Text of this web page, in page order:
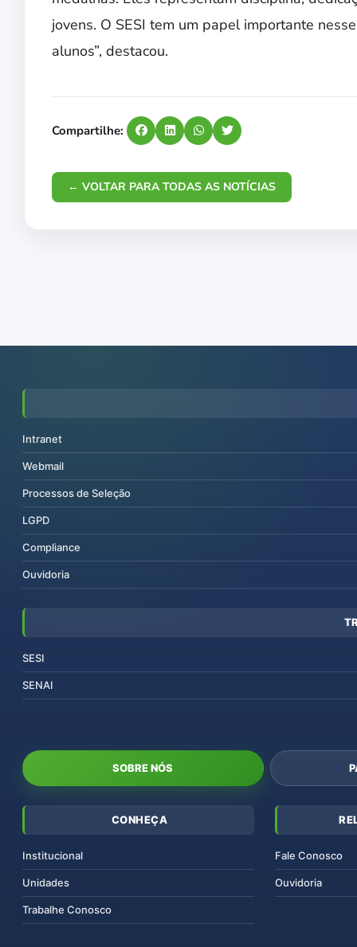
jovens. O SESI tem um papel importante
alunos”, destacou.
Compartilhe:
← VOLTAR PARA TODAS AS NOTÍCIAS
Intranet
Webmail
Processos de Seleção
LGPD
Compliance
Ouvidoria
SESI
SENAI
SOBRE NÓS
CONHEÇA
Institucional
Unidades
Trabalhe Conosco
Fale Conosco
Ouvidoria